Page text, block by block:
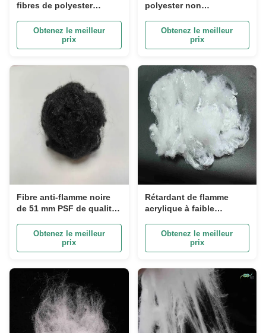
fibres de polyester
Obtenez le meilleur
prix
polyester non
Obtenez le meilleur
prix
Fibre anti-flamme noire
de 51 mm PSF de qualité
Obtenez le meilleur
prix
Rétardant de flamme
acrylique à faible
blanche 2D Microfibre 51
Obtenez le meilleur
prix